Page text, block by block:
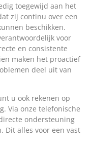
toegewijd aan het
zij continu over een
beschikken.
voor
en consistente
maken het proactief
deel uit van
u ook rekenen op
Via onze telefonische
ondersteuning
Dit alles voor een vast